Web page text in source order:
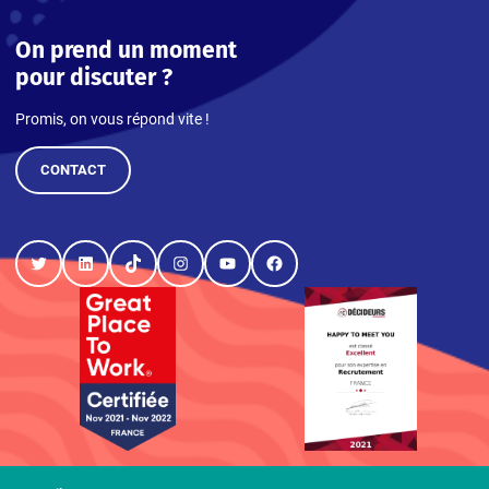
On prend un moment
pour discuter ?
Promis, on vous répond vite !
CONTACT
TwitterLinkedInTikTokInstagram
YouTubeFacebook